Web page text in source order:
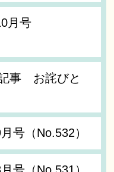
月号
事 お詫びと
号（No.532）